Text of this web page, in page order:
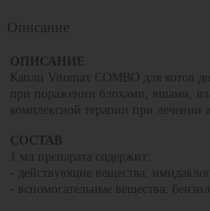
Описание
ОПИСАНИЕ
Капли Vitomax COMBO для котов
при поражении блохами, вшами,
комплексной терапии при лечении
СОСТАВ
1 мл препарата содержит:
- действующие вещества:
- вспомогательные вещества: